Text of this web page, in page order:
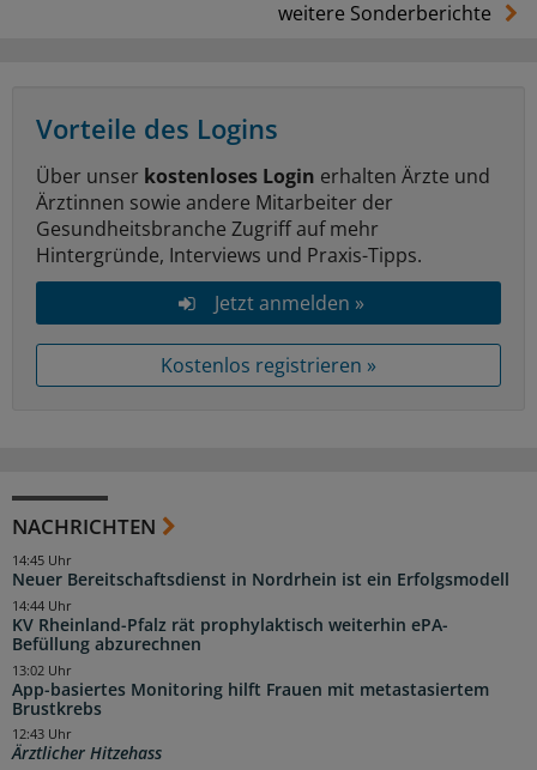
weitere Sonderberichte
Vorteile des Logins
Über unser kostenloses Login erhalten Ärzte und
Ärztinnen sowie andere Mitarbeiter der
Gesundheitsbranche Zugriff auf mehr
Hintergründe, Interviews und Praxis-Tipps.
Jetzt anmelden »
Kostenlos registrieren »
NACHRICHTEN
Neuer Bereitschaftsdienst in Nordrhein ist ein Erfolgsmodell
14:45 Uhr
KV Rheinland-Pfalz rät prophylaktisch weiterhin ePA-
Befüllung abzurechnen
14:44 Uhr
App-basiertes Monitoring hilft Frauen mit metastasiertem
Brustkrebs
13:02 Uhr
Ärztlicher Hitzehass
12:43 Uhr